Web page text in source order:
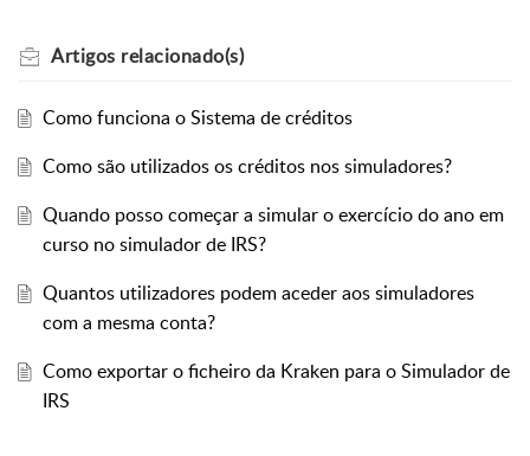
Artigos relacionado(s)
Como funciona o Sistema de créditos
Como são utilizados os créditos nos simuladores?
Quando posso começar a simular o exercício do ano em
curso no simulador de IRS?
Quantos utilizadores podem aceder aos simuladores
com a mesma conta?
Como exportar o ficheiro da Kraken para o Simulador de
IRS